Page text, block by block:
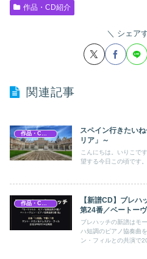
作品・CD紹介
シェア
関連記事
スペイン行きたい
リア」～
こんにちは。いりこで
望する今日この頃です
【新譜CD】ブレハ
第24番／ベートー
ブレハッチの新譜はモ
ハ短調のピアノ協奏曲
ン・フィルとの共演で